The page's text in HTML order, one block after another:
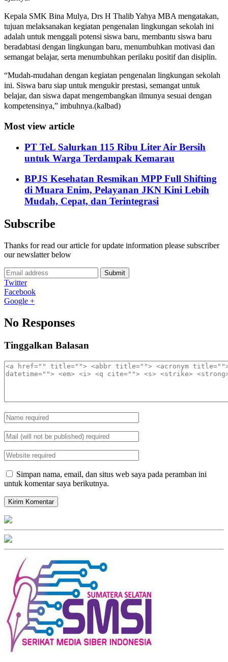
Kepala SMK Bina Mulya, Drs H Thalib Yahya MBA mengatakan,
tujuan melaksanakan kegiatan pengenalan lingkungan sekolah ini
adalah untuk menggali potensi siswa baru, membantu siswa baru
beradabtasi dengan lingkungan baru, menumbuhkan motivasi dan
semangat belajar, serta menumbuhkan perilaku positif dan disiplin.
“Mudah-mudahan dengan kegiatan pengenalan lingkungan sekolah
ini. Siswa baru siap untuk mengukir prestasi, semangat untuk
belajar, dan siswa dapat mengembangkan ilmunya sesuai dengan
kompetensinya,” imbuhnya.(kalbad)
Most view article
PT TeL Salurkan 115 Ribu Liter Air Bersih
untuk Warga Terdampak Kemarau
BPJS Kesehatan Resmikan MPP Full Shifting
di Muara Enim, Pelayanan JKN Kini Lebih
Mudah, Cepat, dan Terintegrasi
Subscribe
Thanks for read our article for update information please subscriber
our newslatter below
Submit
Twitter
Facebook
Google +
No Responses
Tinggalkan Balasan
Simpan nama, email, dan situs web saya pada peramban ini
untuk komentar saya berikutnya.